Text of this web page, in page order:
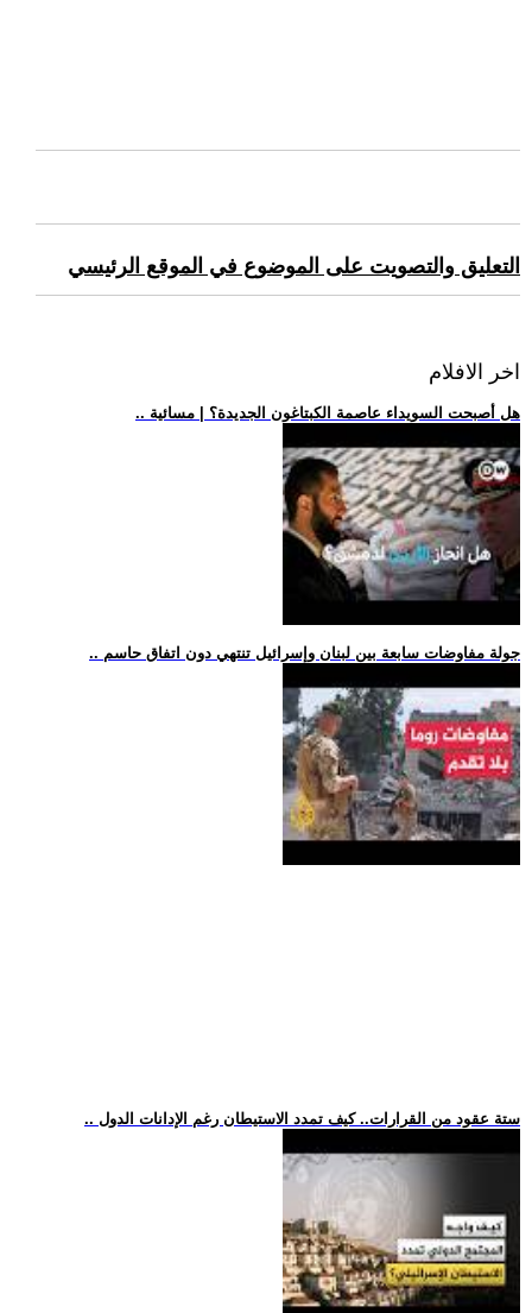
التعليق والتصويت على الموضوع في الموقع الرئيسي
اخر الافلام
.. هل أصبحت السويداء عاصمة الكبتاغون الجديدة؟ | مسائية
.. جولة مفاوضات سابعة بين لبنان وإسرائيل تنتهي دون اتفاق حاسم
.. ستة عقود من القرارات.. كيف تمدد الاستيطان رغم الإدانات الدول